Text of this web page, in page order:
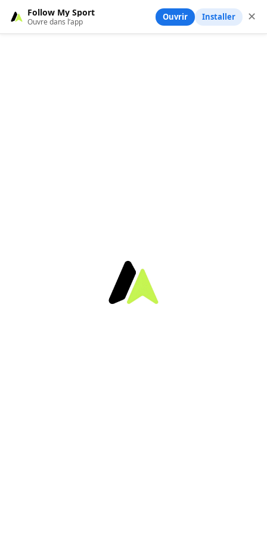
Follow My Sport
Ouvre dans l’app Ouvrir Installer ✕